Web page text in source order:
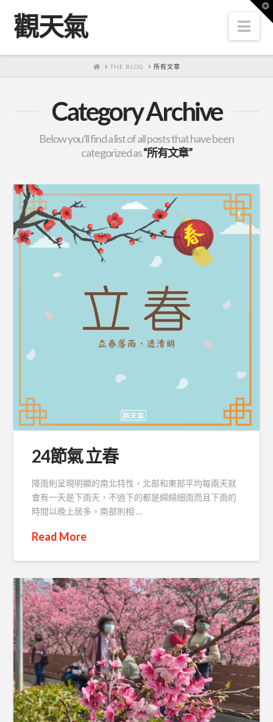
觀天氣
HOMETHE BLOG 所有文章
Category Archive
Below you'll find a list of all posts that have been
categorized as“所有文章”
24節氣 立春
降雨則呈現明顯的南北特性，北部和東部平均每兩天就
會有一天是下雨天，不過下的都是綿綿細雨而且下雨的
時間以晚上居多。南部則相 …
Read More